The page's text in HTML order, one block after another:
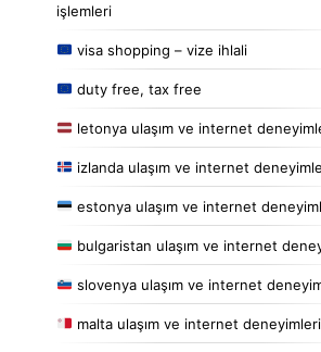
işlemleri
visa shopping – vize ihlali
duty free, tax free
letonya ulaşım ve internet
izlanda ulaşım ve internet
estonya ulaşım ve internet
bulgaristan ulaşım ve internet
slovenya ulaşım ve internet
malta ulaşım ve internet deneyimleri